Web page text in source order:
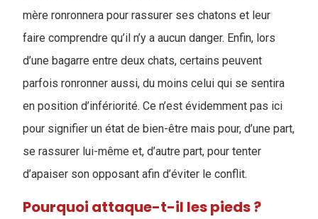
mère ronronnera pour rassurer ses chatons et leur
faire comprendre qu’il n’y a aucun danger. Enfin, lors
d’une bagarre entre deux chats, certains peuvent
parfois ronronner aussi, du moins celui qui se sentira
en position d’infériorité. Ce n’est évidemment pas ici
pour signifier un état de bien-être mais pour, d’une part,
se rassurer lui-même et, d’autre part, pour tenter
d’apaiser son opposant afin d’éviter le conflit.
Pourquoi attaque-t-il les pieds ?